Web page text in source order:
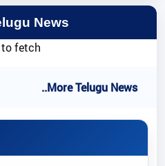
News
to fetch
..More Telugu News